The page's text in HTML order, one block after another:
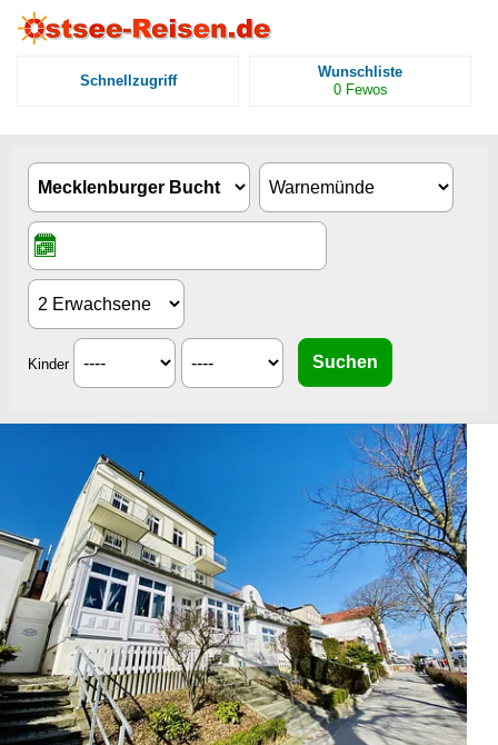
Schnellzugriff
Wunschliste
0 Fewos
Kinder